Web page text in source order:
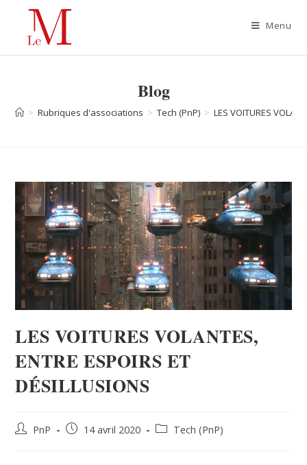
Menu
Blog
> Rubriques d'associations > Tech (PnP) > LES VOITURES
LES VOITURES VOLANTES,
ENTRE ESPOIRS ET
DÉSILLUSIONS
PnP 14 avril 2020 Tech (PnP)